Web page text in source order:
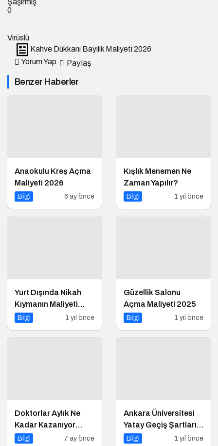
Şaşırmış
0
Virüslü
Kahve Dükkanı Bayilik Maliyeti 2026
Yorum Yap
Paylaş
Benzer Haberler
Anaokulu Kreş Açma
Maliyeti 2026
Bilgi 6 ay önce
Kışlık Menemen Ne
Zaman Yapılır?
Bilgi 1 yıl önce
Yurt Dışında Nikah
Kıymanın Maliyeti
2025
Bilgi 1 yıl önce
Güzellik Salonu
Açma Maliyeti 2025
Bilgi 1 yıl önce
Doktorlar Aylık Ne
Kadar Kazanıyor
2026
Bilgi 7 ay önce
Ankara Üniversitesi
Yatay Geçiş Şartları
Nelerdir?
Bilgi 1 yıl önce